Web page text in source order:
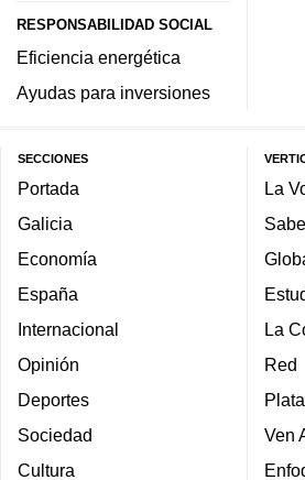
RESPONSABILIDAD SOCIAL
Eficiencia energética
Ayudas para inversiones
SECCIONES
Portada
Galicia
Economía
España
Internacional
Opinión
Deportes
Sociedad
Cultura
La
La
Red
Ven